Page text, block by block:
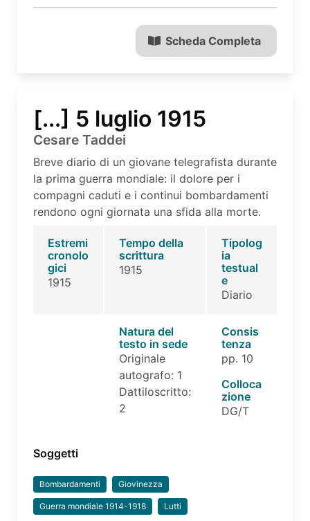
Scheda Completa
[...] 5 luglio 1915
Cesare Taddei
Breve diario di un giovane telegrafista durante
la prima guerra mondiale: il dolore per i
compagni caduti e i continui bombardamenti
rendono ogni giornata una sfida alla morte.
Estremi
cronolo
gici
1915
Tempo della
scrittura
1915
Tipolog
ia
testual
e
Diario
Natura del
testo in sede
Originale
autografo: 1
Dattiloscritto:
2
Consis
tenza
pp. 10
Colloca
zione
DG/T
Soggetti
Bombardamenti Giovinezza
Guerra mondiale 1914-1918 Lutti